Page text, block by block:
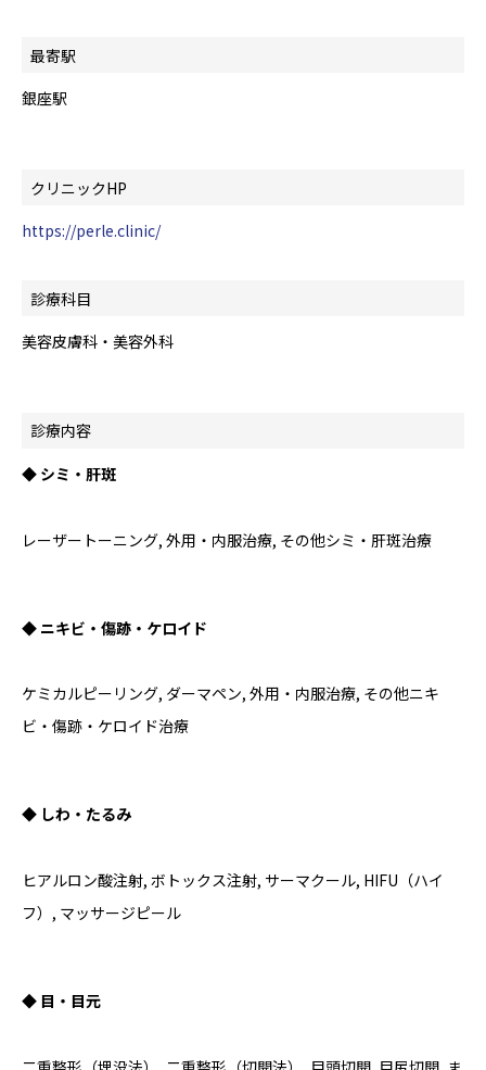
最寄駅
銀座駅
クリニックHP
https://perle.clinic/
診療科目
美容皮膚科・美容外科
診療内容
◆ シミ・肝斑
レーザートーニング, 外用・内服治療, その他シミ・肝斑治療
◆ ニキビ・傷跡・ケロイド
ケミカルピーリング, ダーマペン, 外用・内服治療, その他ニキ
ビ・傷跡・ケロイド治療
◆ しわ・たるみ
ヒアルロン酸注射, ボトックス注射, サーマクール, HIFU（ハイ
フ）, マッサージピール
◆ 目・目元